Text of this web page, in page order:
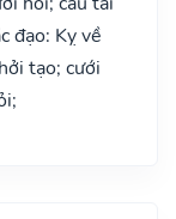
đạo: Kỵ về
tạo; cưới